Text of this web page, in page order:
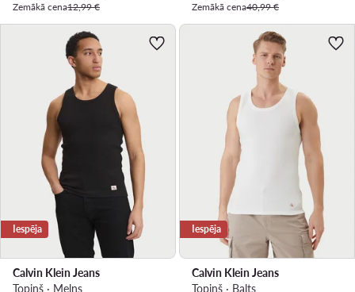
Zemākā cena12,99 €
Zemākā cena40,99 €
Iespēja
Calvin Klein Jeans
Topiņš · Melns
Iespēja
Calvin Klein Jeans
Topiņš · Balts